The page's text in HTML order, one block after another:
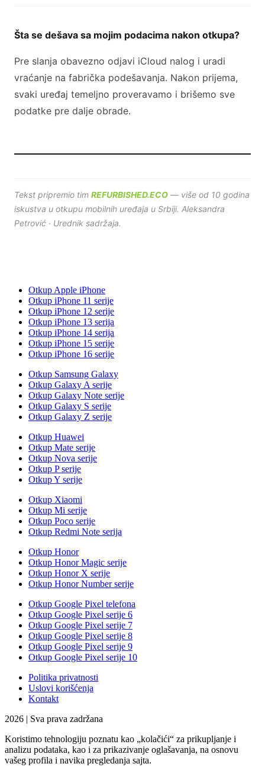
Šta se dešava sa mojim podacima nakon otkupa?
Pre slanja obavezno odjavi iCloud nalog i uradi
vraćanje na fabrička podešavanja. Nakon prijema,
svaki uređaj temeljno proveravamo i brišemo sve
podatke pre dalje obrade.
Tekst pripremio tim REFURBISHED.ECO — više od 10 godina
iskustva u otkupu mobilnih uređaja u Srbiji. Aleksandra
Petrović · Urednik sadržaja.
Otkup Apple iPhone
Otkup iPhone 11 serije
Otkup iPhone 12 serije
Otkup iPhone 13 serija
Otkup iPhone 14 serija
Otkup iPhone 15 serije
Otkup iPhone 16 serije
Otkup Samsung Galaxy
Otkup Galaxy A serije
Otkup Galaxy Note serije
Otkup Galaxy S serije
Otkup Galaxy Z serije
Otkup Huawei
Otkup Mate serije
Otkup Nova serije
Otkup P serije
Otkup Y serije
Otkup Xiaomi
Otkup Mi serije
Otkup Poco serije
Otkup Redmi Note serija
Otkup Honor
Otkup Honor Magic serije
Otkup Honor X serije
Otkup Honor Number serije
Otkup Google Pixel telefona
Otkup Google Pixel serije 6
Otkup Google Pixel serije 7
Otkup Google Pixel serije 8
Otkup Google Pixel serije 9
Otkup Google Pixel serije 10
Politika privatnosti
Uslovi korišćenja
Kontakt
2026 | Sva prava zadržana
Koristimo tehnologiju poznatu kao „kolačići“ za prikupljanje i
analizu podataka, kao i za prikazivanje oglašavanja, na osnovu
vašeg profila i navika pregledanja sajta.